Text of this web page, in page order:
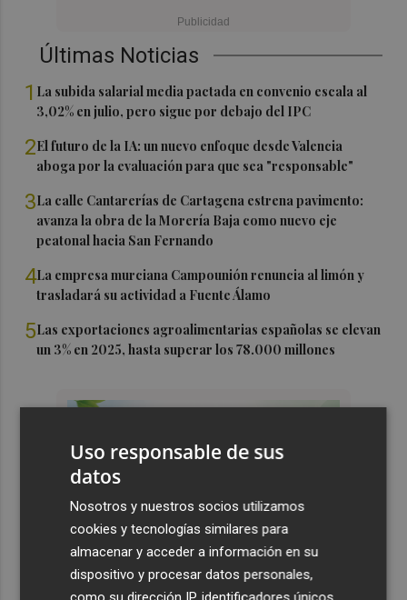
Últimas Noticias
1 La subida salarial media pactada en convenio escala al
3,02% en julio, pero sigue por debajo del IPC
2El futuro de la IA: un nuevo enfoque desde Valencia
aboga por la evaluación para que sea "responsable"
3La calle Cantarerías de Cartagena estrena pavimento:
avanza la obra de la Morería Baja como nuevo eje
peatonal hacia San Fernando
4La empresa murciana Campounión renuncia al limón y
trasladará su actividad a Fuente Álamo
5Las exportaciones agroalimentarias españolas se elevan
un 3% en 2025, hasta superar los 78.000 millones
Uso responsable de sus
datos
Nosotros y nuestros socios utilizamos
cookies y tecnologías similares para
almacenar y acceder a información en su
dispositivo y procesar datos personales,